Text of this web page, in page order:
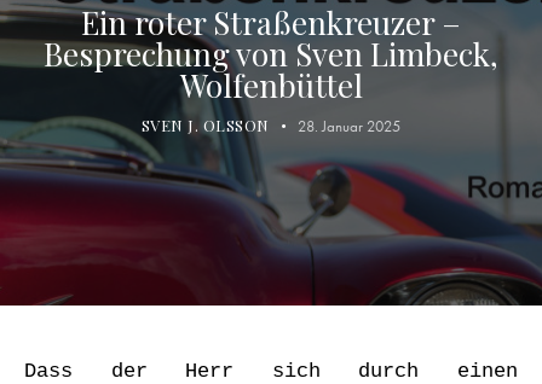
Ein roter Straßenkreuzer –
Besprechung von Sven Limbeck,
Wolfenbüttel
SVEN J. OLSSON 28. Januar 2025
Dass der Herr sich durch einen